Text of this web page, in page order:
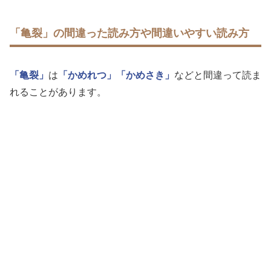
「亀裂」の間違った読み方や間違いやすい読み方
「亀裂」 は 「かめれつ」 「かめさき」 などと間違って読ま
れることがあります。